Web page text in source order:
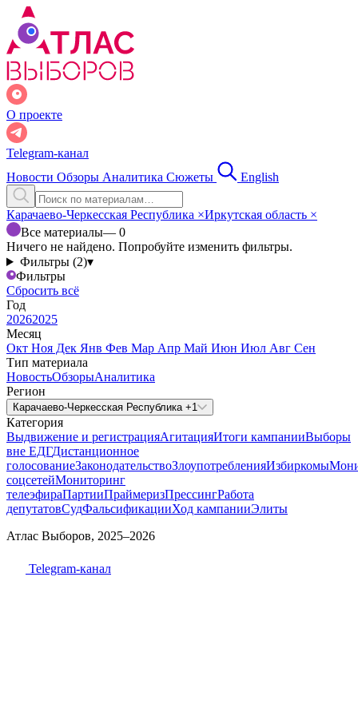
О проекте
Telegram-канал
Новости Обзоры Аналитика Сюжеты English
Карачаево-Черкесская Республика ×Иркутская область ×
Все материалы— 0
Ничего не найдено. Попробуйте изменить фильтры.
Фильтры (2)▾
Фильтры
Сбросить всё
Год
20262025
Месяц
Окт Ноя Дек Янв Фев Мар Апр Май Июн Июл Авг Сен
Тип материала
НовостьОбзорыАналитика
Регион
Карачаево-Черкесская Республика +1
Категория
Выдвижение и регистрацияАгитацияИтоги кампанииВыборы
вне ЕДГДистанционное
голосованиеЗаконодательствоЗлоупотребленияИзбиркомы
соцсетейМониторинг
телеэфираПартииПраймеризПрессингРабота
депутатовСудФальсификацииХод кампанииЭлиты
Атлас Выборов, 2025–2026
Telegram-канал